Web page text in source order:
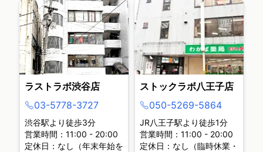
ラストラボ渋谷店
03-5778-3727
渋谷駅より徒歩3分
営業時間：11:00 - 20:00
定休日：なし（年末年始を
ストックラボ八王子店
050-5269-5864
JR八王子駅より徒歩1分
営業時間：11:00 - 20:00
定休日：なし（臨時休業・